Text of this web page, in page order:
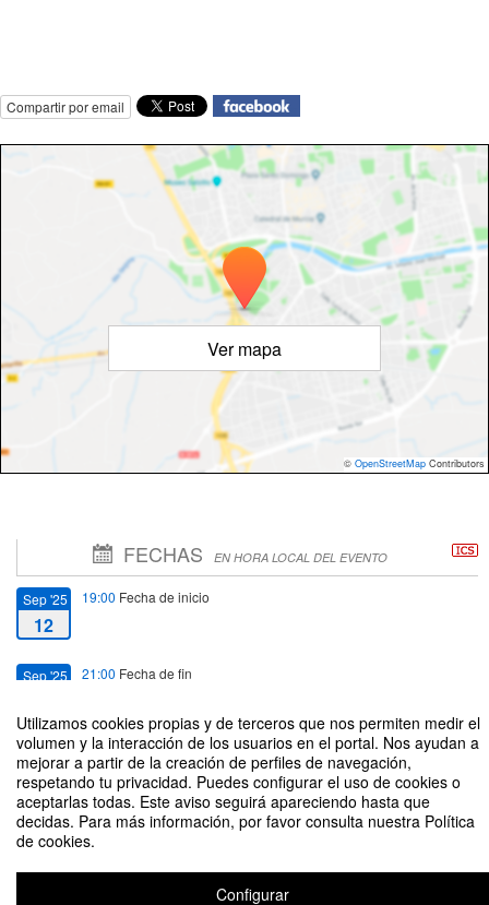
Utilizamos cookies propias y de terceros que nos permiten medir el
volumen y la interacción de los usuarios en el portal. Nos ayudan a
mejorar a partir de la creación de perfiles de navegación,
respetando tu privacidad. Puedes configurar el uso de cookies o
aceptarlas todas. Este aviso seguirá apareciendo hasta que
decidas. Para más información, por favor consulta nuestra Política
de cookies.
Configurar
Compartir por email
Ver mapa
© OpenStreetMap Contributors
FECHAS EN HORA LOCAL DEL EVENTO
Sep '25
12
19:00 Fecha de inicio
Sep '25 21:00 Fecha de fin
Café Literario Talca: Daniela Catrileo "La pulsión de escribir". Conduce:
Lilian Barraza
Organizado por Dirección de Extensión Cultural y Artística